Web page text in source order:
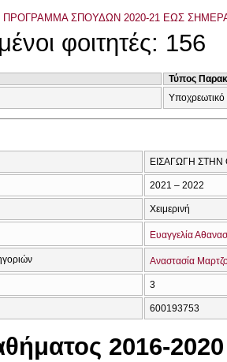
ΠΡΟΓΡΑΜΜΑ ΣΠΟΥΔΩΝ 2020-21 ΕΩΣ
φοιτητές: 156
Τύπος
ΕΙΣΑΓΩΓΗ
2021 – 2022
Χειμερινή
Ευαγγελία
Αναστασία
3
600193753
2016-2020